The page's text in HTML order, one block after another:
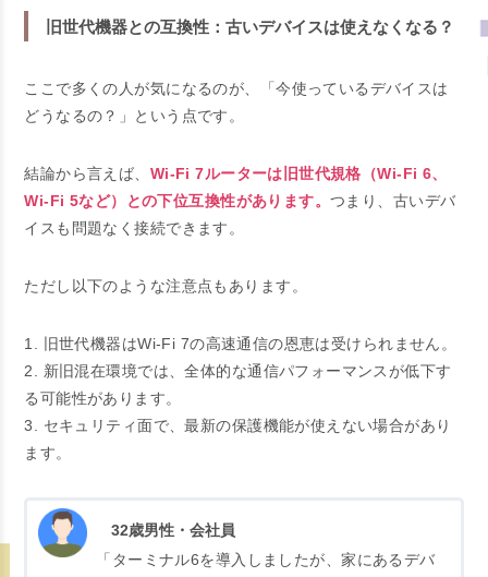
旧世代機器との互換性：古いデバイスは使えなくなる？
ここで多くの人が気になるのが、「今使っているデバイスは
どうなるの？」という点です。
結論から言えば、 Wi-Fi 7ルーターは旧世代規格（Wi-Fi 6、
Wi-Fi 5など）との下位互換性があります。つまり、古いデバ
イスも問題なく接続できます。
ただし以下のような注意点もあります。
1. 旧世代機器はWi-Fi 7の高速通信の恩恵は受けられません。
2. 新旧混在環境では、全体的な通信パフォーマンスが低下す
る可能性があります。
3. セキュリティ面で、最新の保護機能が使えない場合があり
ます。
32歳男性・会社員
「ターミナル6を導入しましたが、家にあるデバ